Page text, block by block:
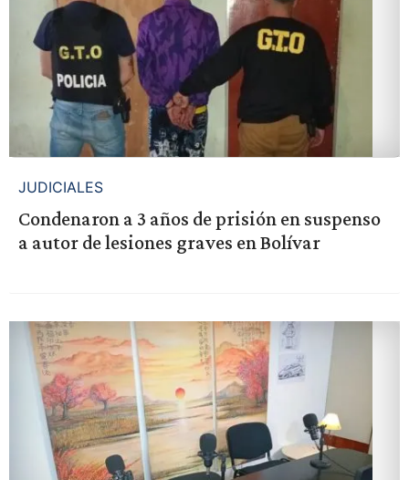
JUDICIALES
Condenaron a 3 años de prisión en suspenso
a autor de lesiones graves en Bolívar